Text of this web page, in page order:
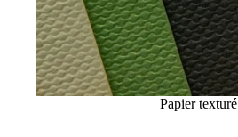
Papier texturé